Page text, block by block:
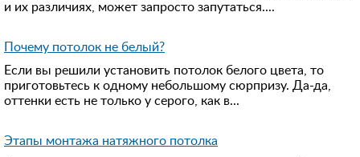
и их различиях, может запросто запутаться....
Почему потолок не белый?
Если вы решили установить потолок белого цвета, то
приготовьтесь к одному небольшому сюрпризу. Да-да,
оттенки есть не только у серого, как в...
Этапы монтажа натяжного потолка